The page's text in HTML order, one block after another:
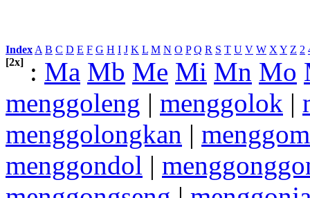
Index: A B C D E F G H I J K L M N O P Q R S T U V W X Y Z 2
[2x]
: Ma Mb Me Mi Mn Mo
menggoleng | menggolok |
menggolongkan |
menggondol |